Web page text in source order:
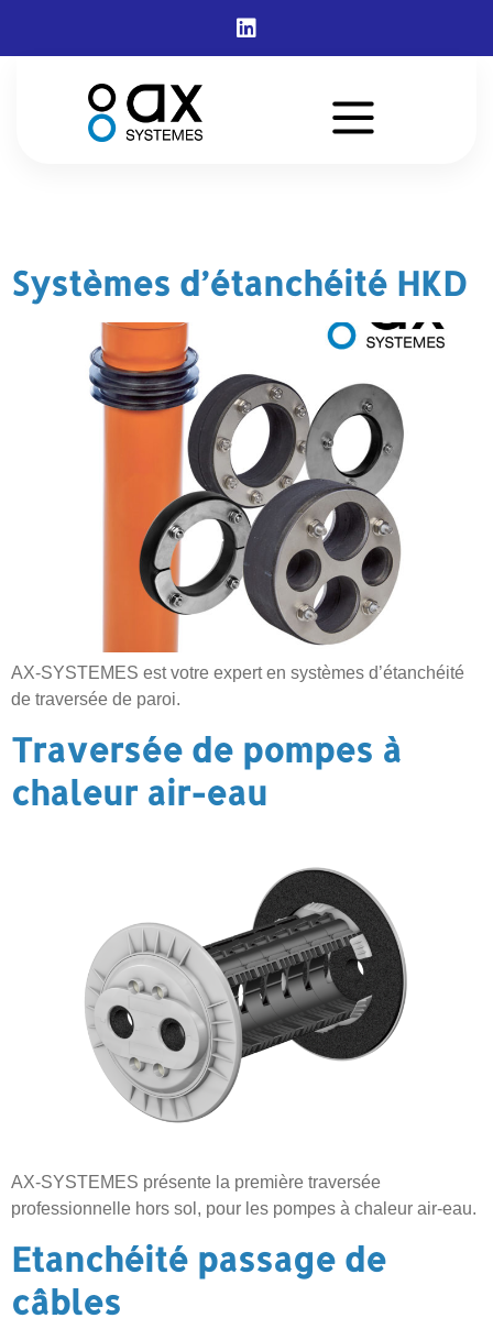
Systèmes d’étanchéité HKD
AX-SYSTEMES est votre expert en systèmes d’étanchéité
de traversée de paroi.
Traversée de pompes à
chaleur air-eau
AX-SYSTEMES présente la première traversée
professionnelle hors sol, pour les pompes à chaleur air-eau.
Etanchéité passage de
câbles